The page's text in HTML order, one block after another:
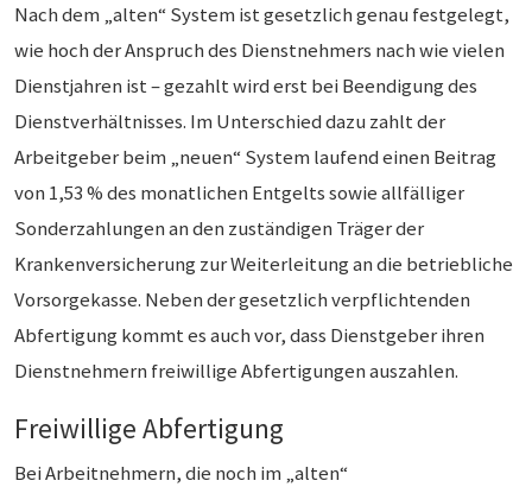
Nach dem „alten“ System ist gesetzlich genau festgelegt,
wie hoch der Anspruch des Dienstnehmers nach wie vielen
Dienstjahren ist – gezahlt wird erst bei Beendigung des
Dienstverhältnisses. Im Unterschied dazu zahlt der
Arbeitgeber beim „neuen“ System laufend einen Beitrag
von 1,53 % des monatlichen Entgelts sowie allfälliger
Sonderzahlungen an den zuständigen Träger der
Krankenversicherung zur Weiterleitung an die betriebliche
Vorsorgekasse. Neben der gesetzlich verpflichtenden
Abfertigung kommt es auch vor, dass Dienstgeber ihren
Dienstnehmern freiwillige Abfertigungen auszahlen.
Freiwillige Abfertigung
Bei Arbeitnehmern, die noch im „alten“